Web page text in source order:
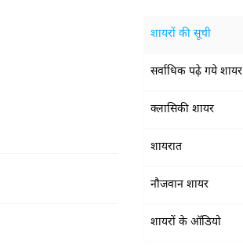
शायरों की सूची
सर्वाधिक पढ़े गये शायर
क्लासिकी शायर
शायरात
नौजवान शायर
शायरों के ऑडियो